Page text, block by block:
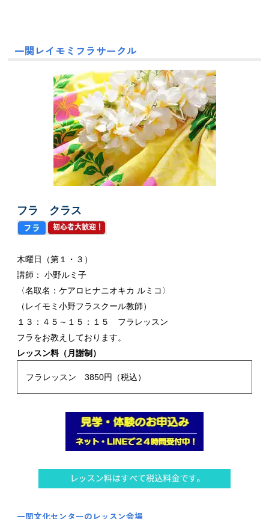
一関レイモミフラサークル
フラ クラス
木曜日（第１・３）
講師： 小野ルミ子
〈名取名：ケアロヒナニオキカ ルミコ〉
（レイモミ小野フラスクール教師）
１３：４５～１５：１５ フラレッスン
フラをお教えしております。
レッスン料（月謝制）
フラレッスン 3850円（税込）
一関文化センターのレッスン会場